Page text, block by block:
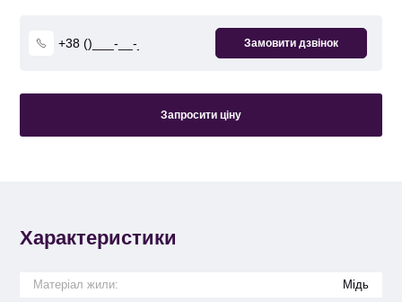
Запросити ціну
Характеристики
Матеріал жили:
Мідь